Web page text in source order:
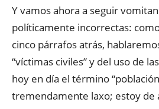
Y vamos ahora a seguir
políticamente incorrectas:
cinco párrafos atrás,
“víctimas civiles” y del uso de
hoy en día el término
tremendamente laxo; estoy de